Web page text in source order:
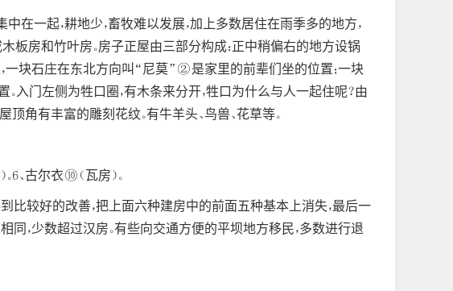
在一起，耕地少，畜牧难以发展，加上多数居住在雨季多的地方，
板房和竹叶房。房子正屋由三部分构成：正中稍偏右的地方设锅
，一块石庄在东北方向叫“尼莫”②是家里的前辈们坐的位置；一块
门左侧为牲口圈，有木条来分开，牲口为什么与人一起住呢？由
角有丰富的雕刻花纹。有牛羊头、鸟兽、花草等。
6、古尔衣⑩（瓦房）。
比较好的改善，把上面六种建房中的前面五种基本上消失，最后一
同，少数超过汉房。有些向交通方便的平坝地方移民，多数进行退